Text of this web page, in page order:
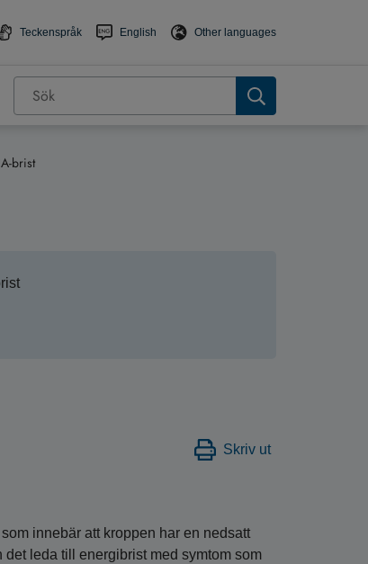
Teckenspråk English Other languages
brist
Skriv ut
innebär att kroppen har en nedsatt
leda till energibrist med symtom som